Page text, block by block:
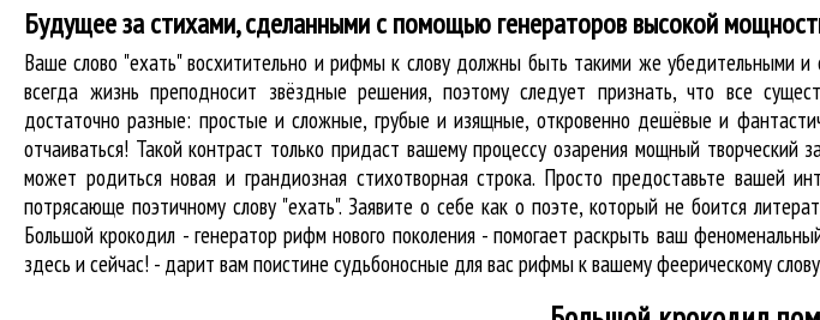
Будущее за стихами, сделанными с помощью генераторов высокой
Ваше слово "ехать" восхитительно и рифмы к слову должны быть такими же убедительными
всегда жизнь преподносит звёздные решения, поэтому следует признать, что все
достаточно разные: простые и сложные, грубые и изящные, откровенно дешёвые и
отчаиваться! Такой контраст только придаст вашему процессу озарения мощный творческий
может родиться новая и грандиозная стихотворная строка. Просто предоставьте
потрясающе поэтичному слову "ехать". Заявите о себе как о поэте, который не боится
Большой крокодил - генератор рифм нового поколения - помогает раскрыть ваш
здесь и сейчас! - дарит вам поистине судьбоносные для вас рифмы к вашему феерическому